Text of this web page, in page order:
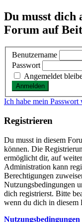
Du musst dich
Forum auf
Benutzername
Passwort
Angemeldet
Ich habe mein Passwort
Registrieren
Du musst in diesem
können. Die
ermöglicht dir, auf
Administration kann
Berechtigungen
Nutzungsbedingungen
dich registrierst. Bitte
wenn du dich in diesem
Nutzungsbedingungen